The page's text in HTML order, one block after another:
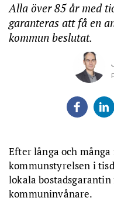
Alla över 85 år med
garanteras att få en
kommun beslutat.
Efter långa och
kommunstyrelsen i
lokala
kommuninvånare.